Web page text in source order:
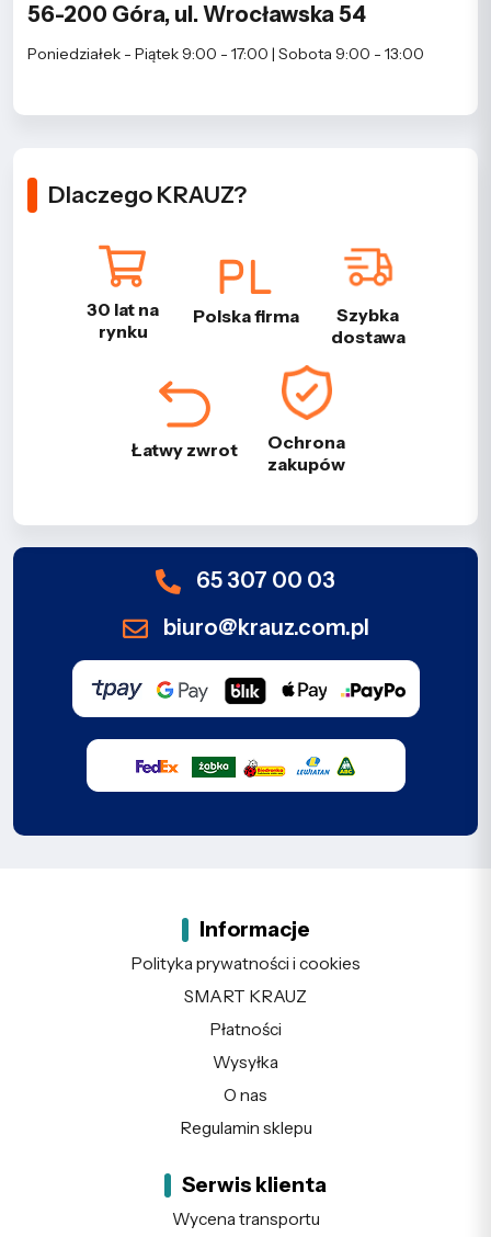
56-200 Góra, ul. Wrocławska 54
Poniedziałek - Piątek 9:00 - 17:00 | Sobota 9:00 - 13:00
Dlaczego KRAUZ?
30 lat na
rynku
Polska firma
Szybka
dostawa
Łatwy zwrot
Ochrona
zakupów
65 307 00 03
biuro@krauz.com.pl
Informacje
Polityka prywatności i cookies
SMART KRAUZ
Płatności
Wysyłka
O nas
Regulamin sklepu
Serwis klienta
Wycena transportu